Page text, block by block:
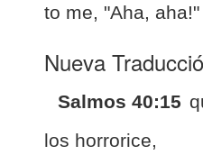
to me, "Aha, aha!"
Nueva
Salmos 40:15
los horrorice,